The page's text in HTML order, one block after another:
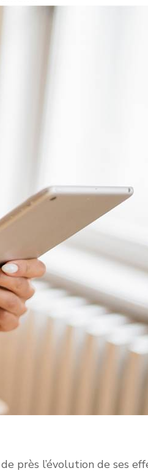
près l’évolution de ses